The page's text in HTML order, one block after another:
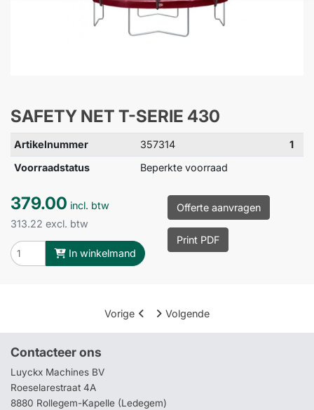
SAFETY NET T-SERIE 430
Artikelnummer 357314
1
Voorraadstatus
Beperkte voorraad
379.00 incl. btw
313.22 excl. btw
In winkelmand
Offerte aanvragen
Print PDF
Vorige Volgende
Contacteer ons
Luyckx Machines BV
Roeselarestraat 4A
8880 Rollegem-Kapelle (Ledegem)